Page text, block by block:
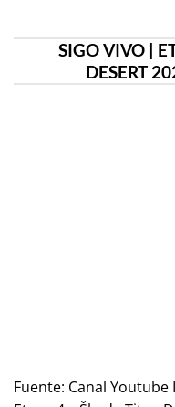
SIGO VIVO |
DESERT
Fuente: Canal Youtube